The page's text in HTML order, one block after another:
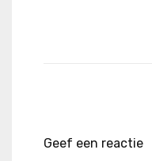
Geef een reactie